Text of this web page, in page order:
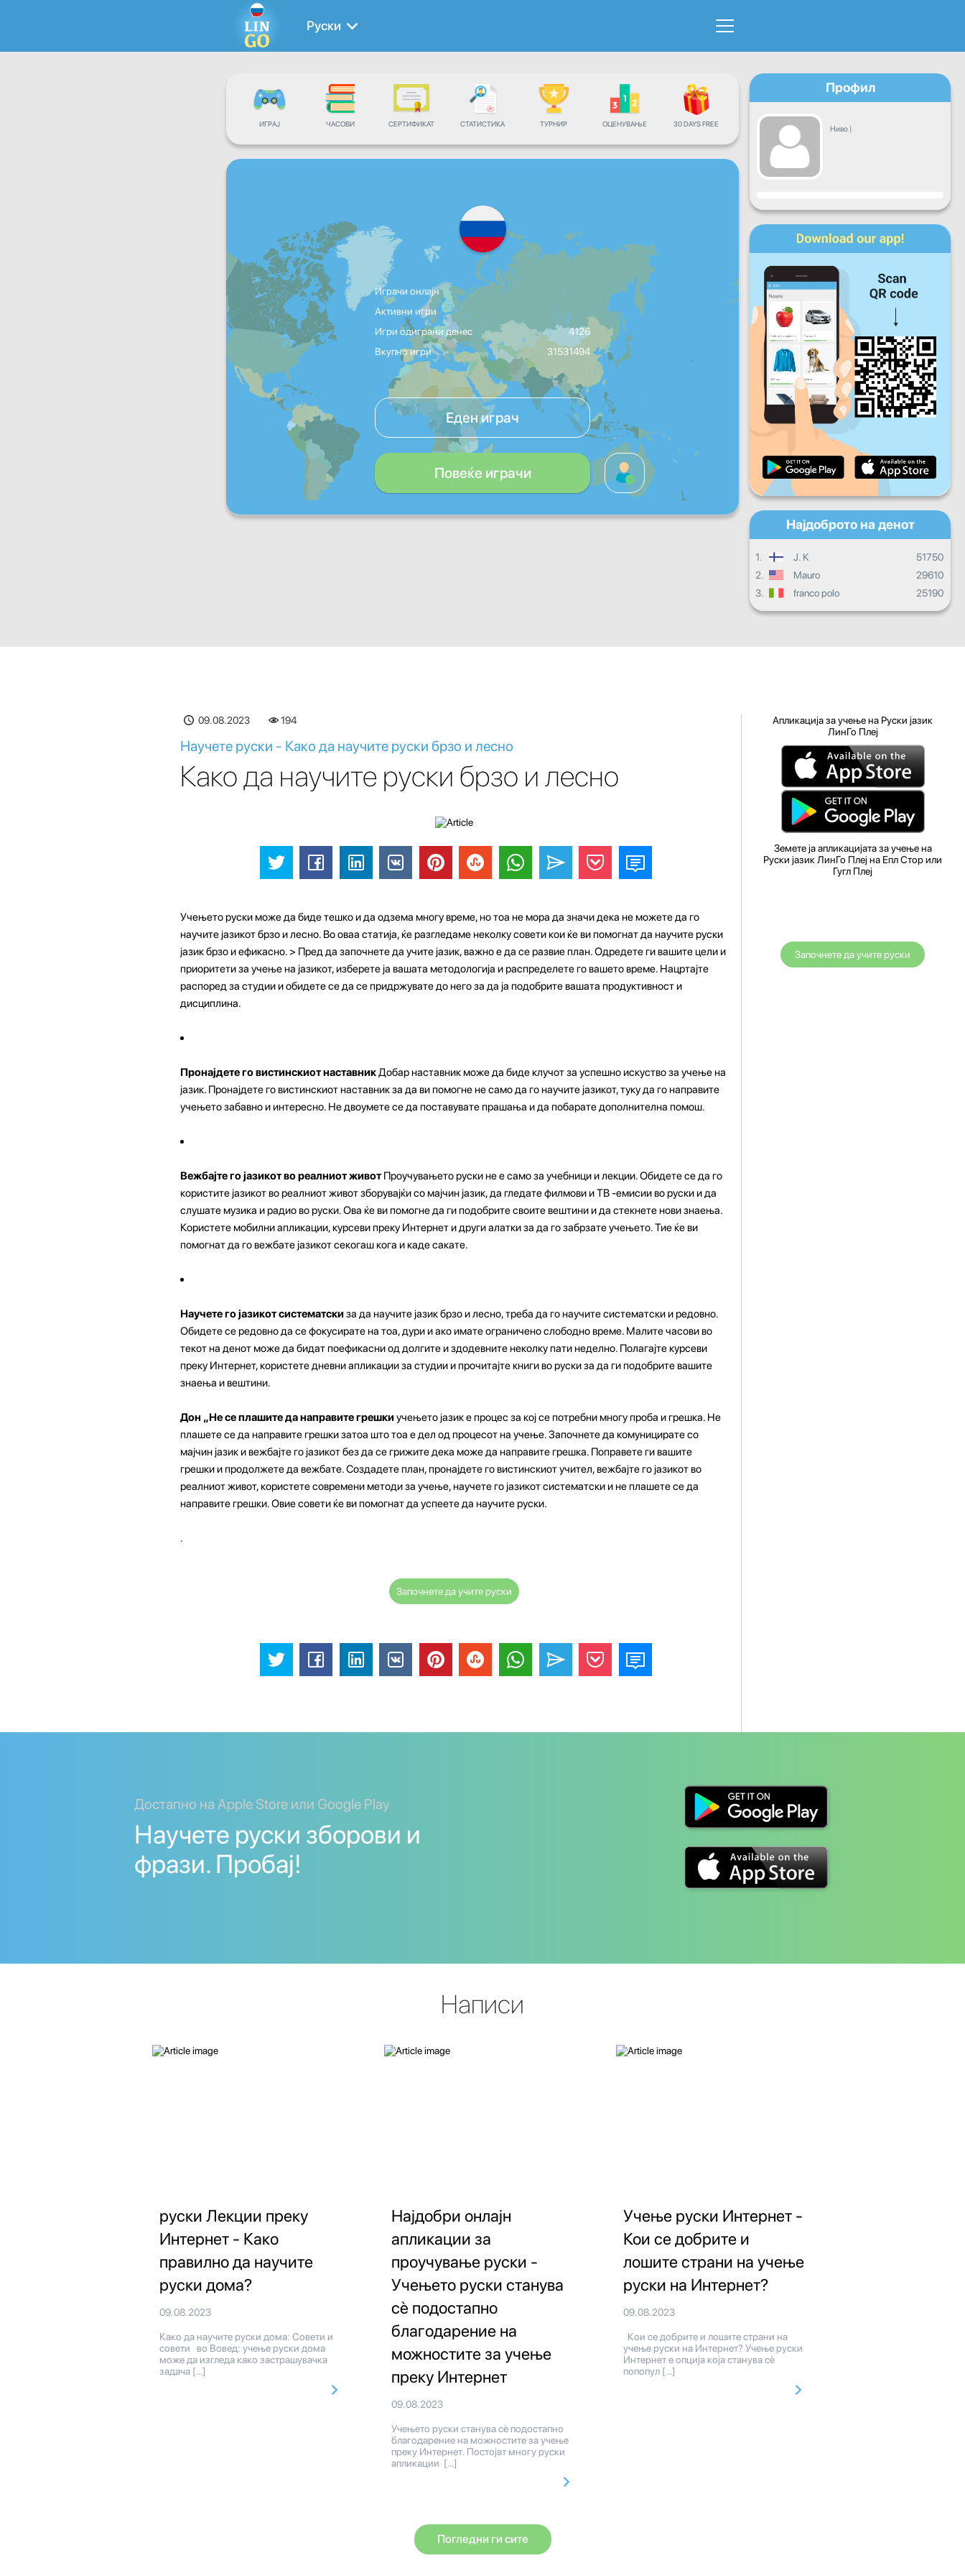
Руски
ИГРАЈ ЧАСОВИ СЕРТИФИКАТ СТАТИСТИКА ТУРНИР ОЦЕНУВАЊЕ 30 DAYS FREE
Играчи онлајн
Активни игри
Игри одиграни денес
4126
Вкупно игри
31531494
Еден играч
Повеќе играчи
Профил
Ниво |
Напредок
Пон Сре Чет
Саб Нед
Дневен напредок
Месечен напредок
Целокупен напредок
Најдоброто на денот
1. J. K
51750
2.
Mauro
29610
3.
franco polo 25190
09.08.2023 194
Научете руски - Како да научите руски брзо и лесно
Како да научите руски брзо и лесно
Учењето руски може да биде тешко и да одзема многу време, но тоа не мора да значи дека не можете да го
научите јазикот брзо и лесно. Во оваа статија, ќе разгледаме неколку совети кои ќе ви помогнат да научите руски
јазик брзо и ефикасно. > Пред да започнете да учите јазик, важно е да се развие план. Одредете ги вашите цели и
приоритети за учење на јазикот, изберете ја вашата методологија и распределете го вашето време. Нацртајте
распоред за студии и обидете се да се придржувате до него за да ја подобрите вашата продуктивност и
дисциплина.
Пронајдете го вистинскиот наставникДобар наставник може да биде клучот за успешно искуство за учење на
јазик. Пронајдете го вистинскиот наставник за да ви помогне не само да го научите јазикот, туку да го направите
учењето забавно и интересно. Не двоумете се да поставувате прашања и да побарате дополнителна помош.
Вежбајте го јазикот во реалниот животПроучувањето руски не е само за учебници и лекции. Обидете се да го
користите јазикот во реалниот живот зборувајќи со мајчин јазик, да гледате филмови и ТВ -емисии во руски и да
слушате музика и радио во руски. Ова ќе ви помогне да ги подобрите своите вештини и да стекнете нови знаења.
Користете мобилни апликации, курсеви преку Интернет и други алатки за да го забрзате учењето. Тие ќе ви
помогнат да го вежбате јазикот секогаш кога и каде сакате.
Научете го јазикот систематскиза да научите јазик брзо и лесно, треба да го научите систематски и редовно.
Обидете се редовно да се фокусирате на тоа, дури и ако имате ограничено слободно време. Малите часови во
текот на денот може да бидат поефикасни од долгите и здодевните неколку пати неделно. Полагајте курсеви
преку Интернет, користете дневни апликации за студии и прочитајте книги во руски за да ги подобрите вашите
знаења и вештини.
Дон „Не се плашите да направите грешкиучењето јазик е процес за кој се потребни многу проба и грешка. Не
плашете се да направите грешки затоа што тоа е дел од процесот на учење. Започнете да комуницирате со
мајчин јазик и вежбајте го јазикот без да се грижите дека може да направите грешка. Поправете ги вашите
грешки и продолжете да вежбате. Создадете план, пронајдете го вистинскиот учител, вежбајте го јазикот во
реалниот живот, користете современи методи за учење, научете го јазикот систематски и не плашете се да
направите грешки. Овие совети ќе ви помогнат да успеете да научите руски.
.
Започнете да учите руски
Апликација за учење на Руски јазик
ЛинГо Плеј
Земете ја апликацијата за учење на
Руски јазик ЛинГо Плеј на Епл Стор или
Гугл Плеј
Започнете да учите руски
Достапно на Apple Store или Google Play
Научете руски зборови и
фрази. Пробај!
Написи
руски Лекции преку
Интернет - Како
правилно да научите
руски дома?
09.08.2023
Како да научите руски дома: Совети и
совети во Вовед: учење руски дома
може да изгледа како застрашувачка
задача […]
Најдобри онлајн
апликации за
проучување руски -
Учењето руски станува
сè подостапно
благодарение на
можностите за учење
преку Интернет
09.08.2023
Учењето руски станува сè подостапно
благодарение на можностите за учење
преку Интернет. Постојат многу руски
апликации […]
Учење руски Интернет -
Кои се добрите и
лошите страни на учење
руски на Интернет?
09.08.2023
Кои се добрите и лошите страни на
учење руски на Интернет? Учење руски
Интернет е опција која станува сè
попопул […]
Погледни ги сите